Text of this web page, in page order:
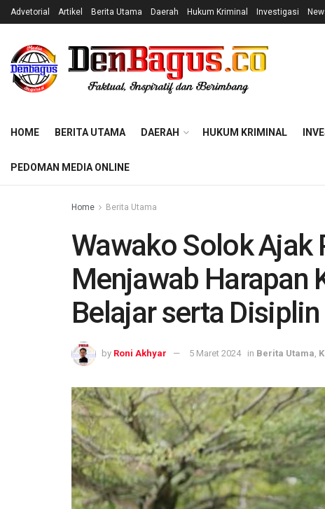
Advetorial Artikel Berita Utama Daerah Hukum Kriminal Investigasi
HOME BERITA UTAMA DAERAH HUKUM KRIMINAL
PEDOMAN MEDIA ONLINE
Home Berita Utama
Wawako Solok Ajak
Menjawab Harapan
Belajar serta Disiplin
by Roni Akhyar 5 Maret 2024 in Berita Utama